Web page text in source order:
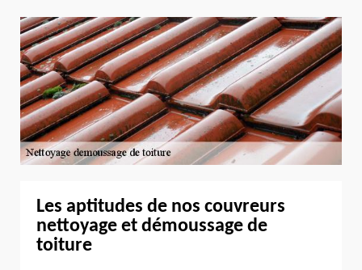
Les aptitudes de nos couvreurs
nettoyage et démoussage de
toiture